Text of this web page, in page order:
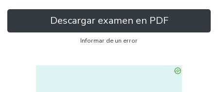
Descargar examen en PDF
Informar de un error